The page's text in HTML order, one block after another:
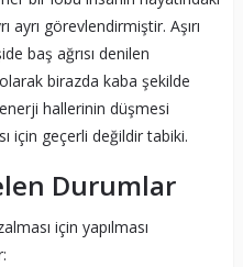
görevlendirmiştir. Aşırı
baş ağrısı denilen
birazda kaba şekilde
hallerinin düşmesi
için geçerli değildir tabiki.
Durumlar
için yapılması